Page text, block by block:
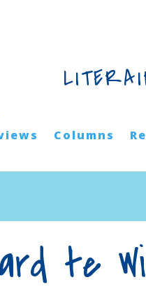
Columns
te